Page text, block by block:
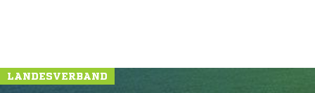
LANDESVERBAND